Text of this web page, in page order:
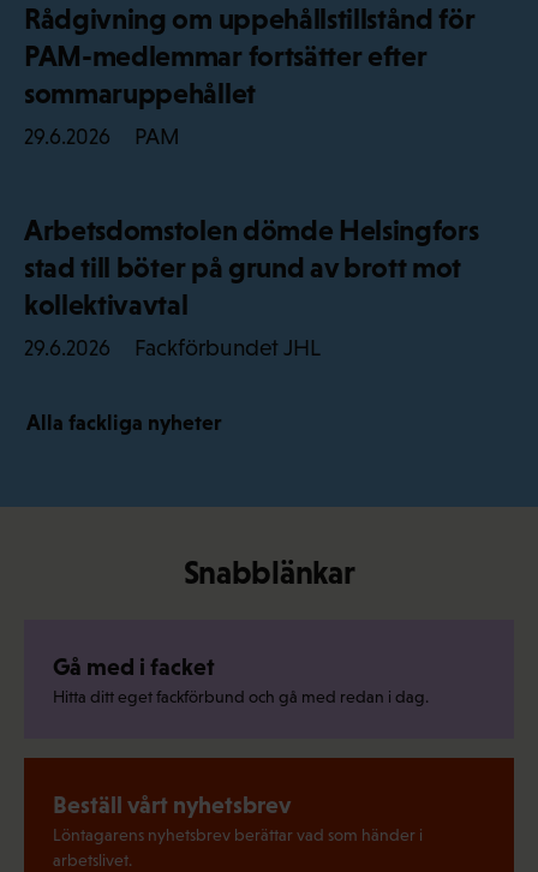
Rådgivning om uppehållstillstånd för
PAM-medlemmar fortsätter efter
sommaruppehållet
29.6.2026 PAM
Arbetsdomstolen dömde Helsingfors
stad till böter på grund av brott mot
kollektivavtal
29.6.2026 Fackförbundet JHL
Alla fackliga nyheter
Snabblänkar
Gå med i facket
Hitta ditt eget fackförbund och gå med redan i dag.
Beställ vårt nyhetsbrev
Löntagarens nyhetsbrev berättar vad som händer i
arbetslivet.